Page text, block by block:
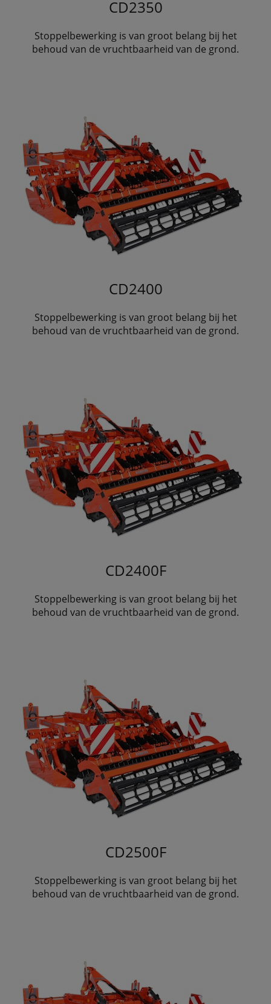
CD2350
Stoppelbewerking is van groot belang bij het
behoud van de vruchtbaarheid van de grond.
CD2400
Stoppelbewerking is van groot belang bij het
behoud van de vruchtbaarheid van de grond.
CD2400F
Stoppelbewerking is van groot belang bij het
behoud van de vruchtbaarheid van de grond.
CD2500F
Stoppelbewerking is van groot belang bij het
behoud van de vruchtbaarheid van de grond.